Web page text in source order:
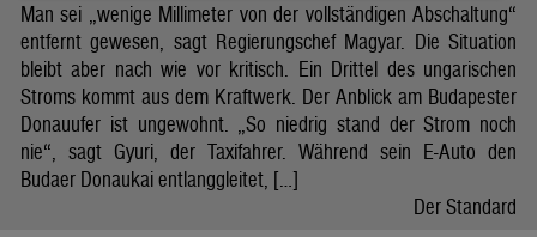
Man sei „wenige Millimeter von der vollständigen Abschaltung“
entfernt gewesen, sagt Regierungschef Magyar. Die Situation
bleibt aber nach wie vor kritisch. Ein Drittel des ungarischen
Stroms kommt aus dem Kraftwerk. Der Anblick am Budapester
Donauufer ist ungewohnt. „So niedrig stand der Strom noch
nie“, sagt Gyuri, der Taxifahrer. Während sein E-Auto den
Budaer Donaukai entlanggleitet, […]
Der Standard